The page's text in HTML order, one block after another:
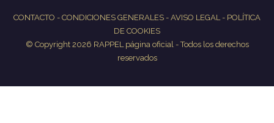
CONTACTO - CONDICIONES GENERALES - AVISO LEGAL- POLÍTICA
DE COOKIES
© Copyright 2026 RAPPEL página oficial - Todos los derechos
reservados